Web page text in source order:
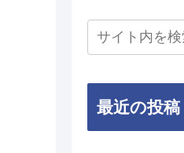
最近の投稿